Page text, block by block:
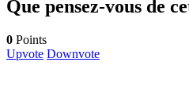
Que pensez-vous de
0 Points
Upvote Downvote